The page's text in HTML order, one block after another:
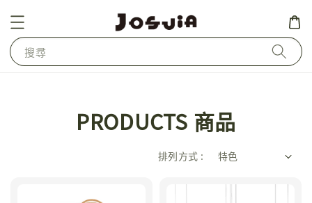
搜尋
PRODUCTS 商品
排列方式 :